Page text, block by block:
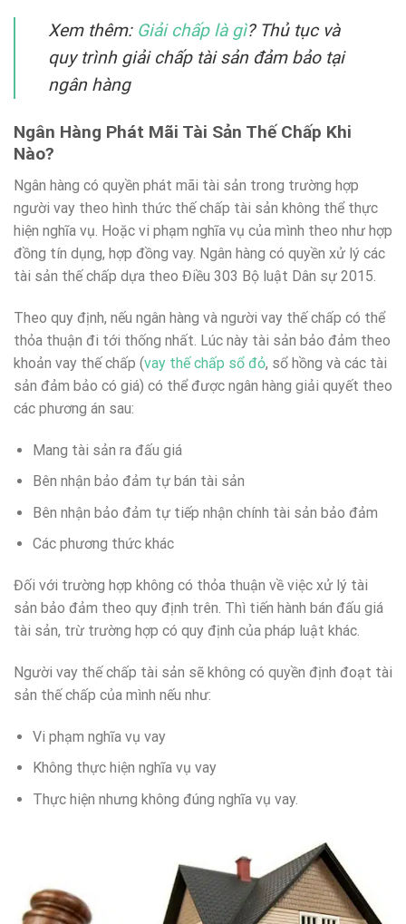
Xem thêm: Giải chấp là gì? Thủ tục và
quy trình giải chấp tài sản đảm bảo tại
ngân hàng
Ngân Hàng Phát Mãi Tài Sản Thế Chấp Khi
Nào?
Ngân hàng có quyền phát mãi tài sản trong trường hợp
người vay theo hình thức thế chấp tài sản không thể thực
hiện nghĩa vụ. Hoặc vi phạm nghĩa vụ của mình theo như hợp
đồng tín dụng, hợp đồng vay. Ngân hàng có quyền xử lý các
tài sản thế chấp dựa theo Điều 303 Bộ luật Dân sự 2015.
Theo quy định, nếu ngân hàng và người vay thế chấp có thể
thỏa thuận đi tới thống nhất. Lúc này tài sản bảo đảm theo
khoản vay thế chấp (vay thế chấp sổ đỏ, sổ hồng và các tài
sản đảm bảo có giá) có thể được ngân hàng giải quyết theo
các phương án sau:
Mang tài sản ra đấu giá
Bên nhận bảo đảm tự bán tài sản
Bên nhận bảo đảm tự tiếp nhận chính tài sản bảo đảm
Các phương thức khác
Đối với trường hợp không có thỏa thuận về việc xử lý tài
sản bảo đảm theo quy định trên. Thì tiến hành bán đấu giá
tài sản, trừ trường hợp có quy định của pháp luật khác.
Người vay thế chấp tài sản sẽ không có quyền định đoạt tài
sản thế chấp của mình nếu như:
Vi phạm nghĩa vụ vay
Không thực hiện nghĩa vụ vay
Thực hiện nhưng không đúng nghĩa vụ vay.